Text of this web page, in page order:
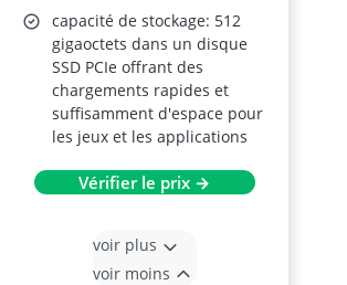
capacité de stockage: 512
gigaoctets dans un disque
SSD PCIe offrant des
chargements rapides et
suffisamment d'espace pour
les jeux et les applications
Vérifier le prix →
voir plus
voir moins